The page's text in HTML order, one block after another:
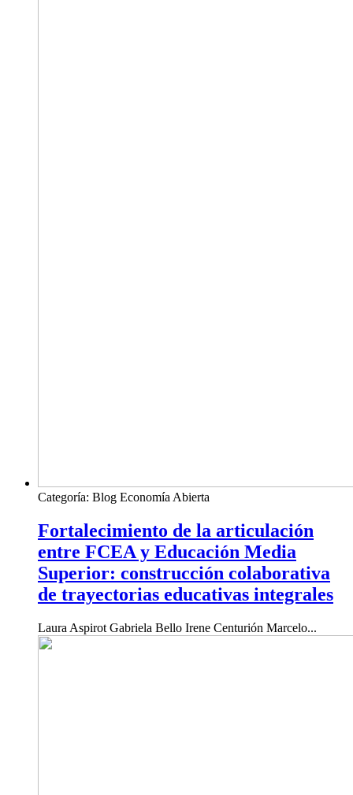
Categoría: Blog Economía Abierta
Fortalecimiento de la articulación
entre FCEA y Educación Media
Superior: construcción colaborativa
de trayectorias educativas integrales
Laura Aspirot Gabriela Bello Irene Centurión Marcelo...